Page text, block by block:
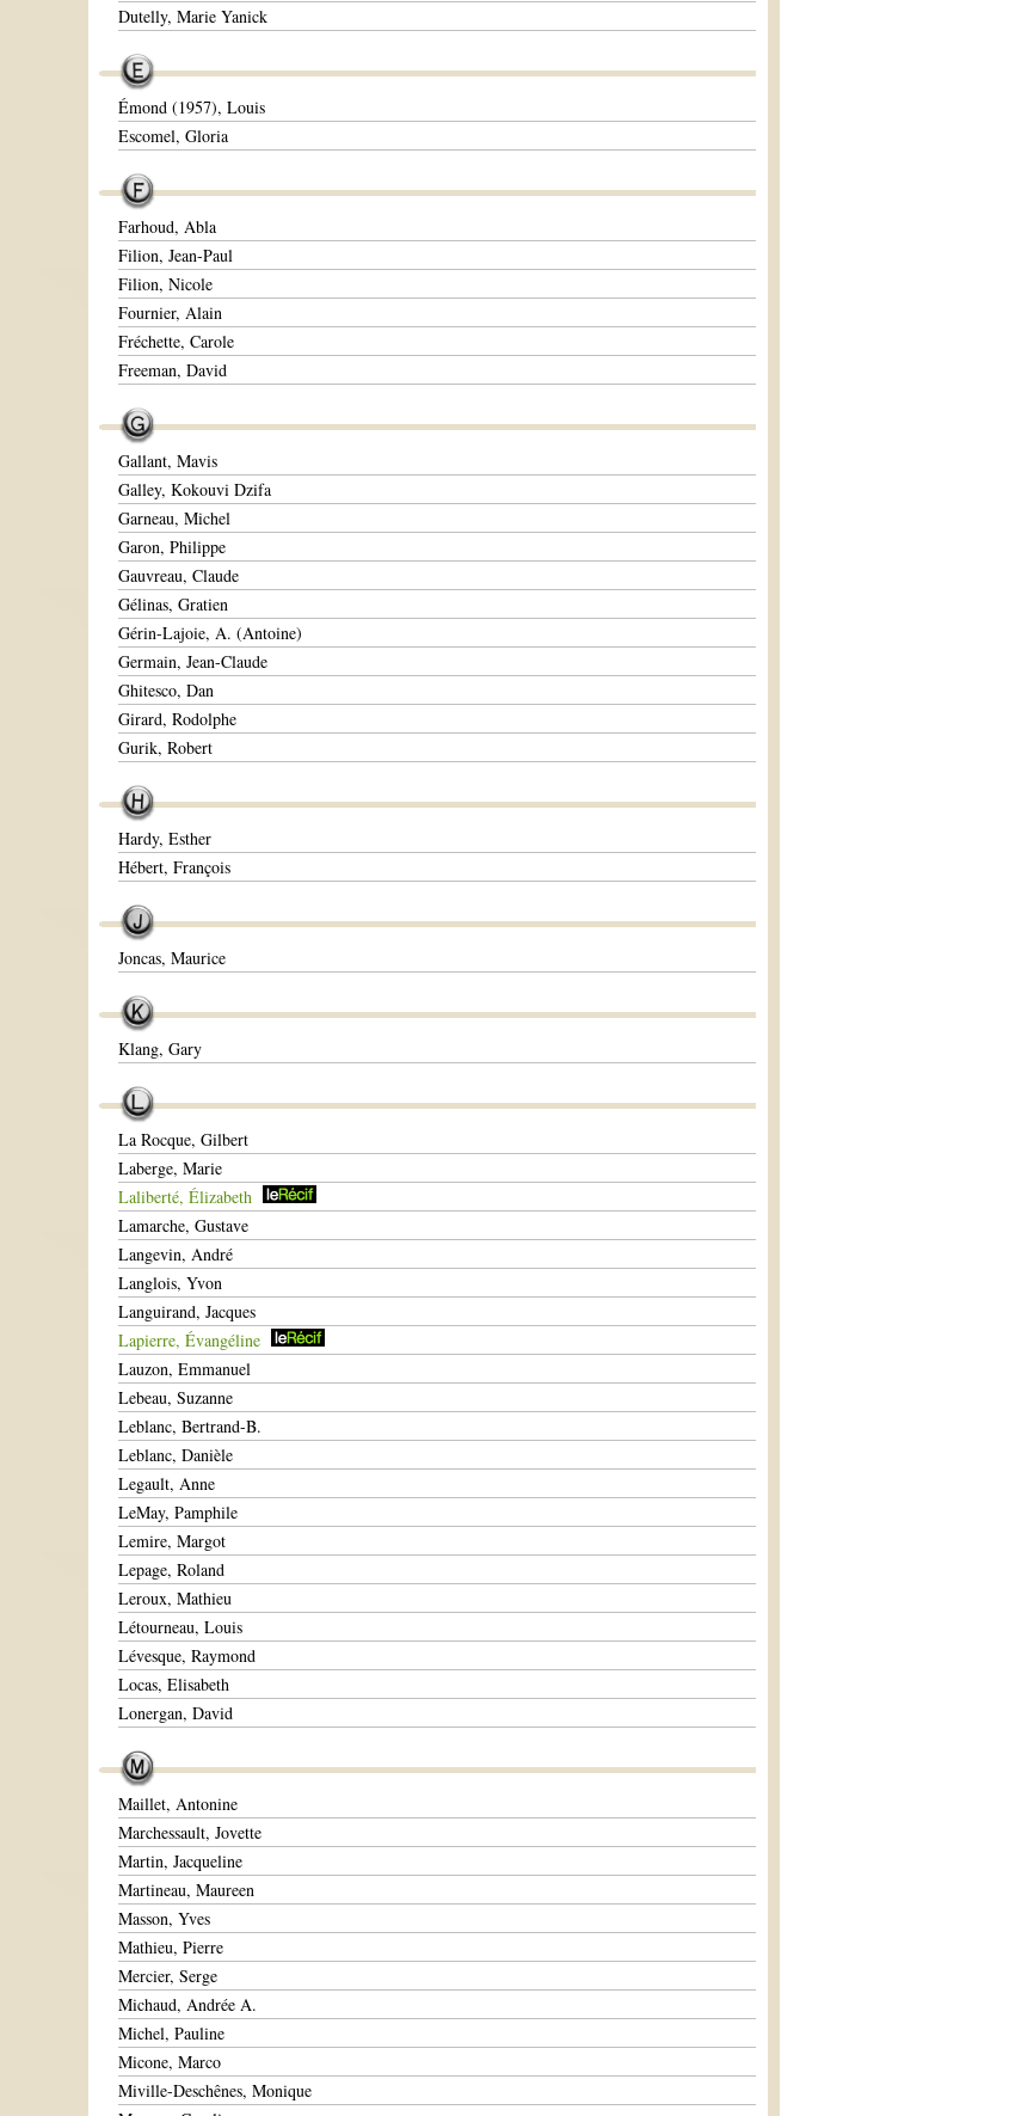
Dutelly, Marie Yanick
Émond (1957), Louis
Escomel, Gloria
Farhoud, Abla
Filion, Jean-Paul
Filion, Nicole
Fournier, Alain
Fréchette, Carole
Freeman, David
Gallant, Mavis
Galley, Kokouvi Dzifa
Garneau, Michel
Garon, Philippe
Gauvreau, Claude
Gélinas, Gratien
Gérin-Lajoie, A. (Antoine)
Germain, Jean-Claude
Ghitesco, Dan
Girard, Rodolphe
Gurik, Robert
Hardy, Esther
Hébert, François
Joncas, Maurice
Klang, Gary
La Rocque, Gilbert
Laberge, Marie
Laliberté, Élizabeth
Lamarche, Gustave
Langevin, André
Langlois, Yvon
Languirand, Jacques
Lapierre, Évangéline
Lauzon, Emmanuel
Lebeau, Suzanne
Leblanc, Bertrand-B.
Leblanc, Danièle
Legault, Anne
LeMay, Pamphile
Lemire, Margot
Lepage, Roland
Leroux, Mathieu
Létourneau, Louis
Lévesque, Raymond
Locas, Elisabeth
Lonergan, David
Maillet, Antonine
Marchessault, Jovette
Martin, Jacqueline
Martineau, Maureen
Masson, Yves
Mathieu, Pierre
Mercier, Serge
Michaud, Andrée A.
Michel, Pauline
Micone, Marco
Miville-Deschênes, Monique